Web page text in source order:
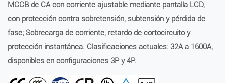
MCCB de CA con corriente ajustable mediante pantalla LCD,
con protección contra sobretensión, subtensión y pérdida de
fase; Sobrecarga de corriente, retardo de cortocircuito y
protección instantánea. Clasificaciones actuales: 32A a 1600A,
disponibles en configuraciones 3P y 4P.